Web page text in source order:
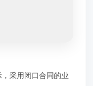
采用闭口合同的业